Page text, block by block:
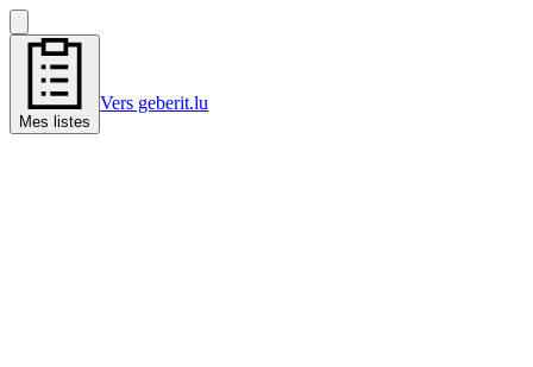
Mes listes
Vers geberit.lu